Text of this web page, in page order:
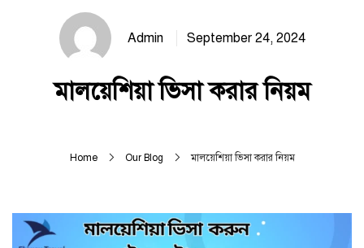
Admin September 24, 2024
মালয়েশিয়া ভিসা করার নিয়ম
Home Our Blog মালয়েশিয়া ভিসা করার নিয়ম